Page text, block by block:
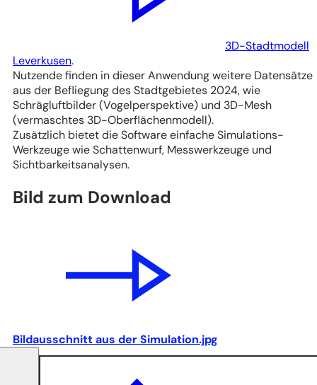
3D-Stadtmodell
Leverkusen.
Nutzende finden in dieser Anwendung weitere Datensätze
aus der Befliegung des Stadtgebietes 2024, wie
Schrägluftbilder (Vogelperspektive) und 3D-Mesh
(vermaschtes 3D-Oberflächenmodell).
Zusätzlich bietet die Software einfache Simulations-
Werkzeuge wie Schattenwurf, Messwerkzeuge und
Sichtbarkeitsanalysen.
Bild zum Download
Bildausschnitt aus der Simulation.jpg